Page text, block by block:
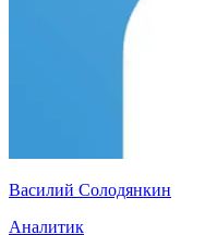
Василий Солодянкин
Аналитик